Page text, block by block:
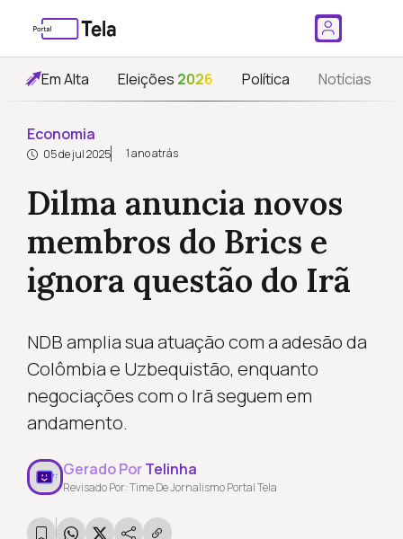
Em Alta Eleições 2026 Política Notícias
Economia
05 de jul 2025 1 ano atrás
Dilma anuncia novos
membros do Brics e
ignora questão do Irã
NDB amplia sua atuação com a adesão da
Colômbia e Uzbequistão, enquanto
negociações com o Irã seguem em
andamento.
Gerado PorTelinha
Revisado Por: Time De Jornalismo Portal Tela